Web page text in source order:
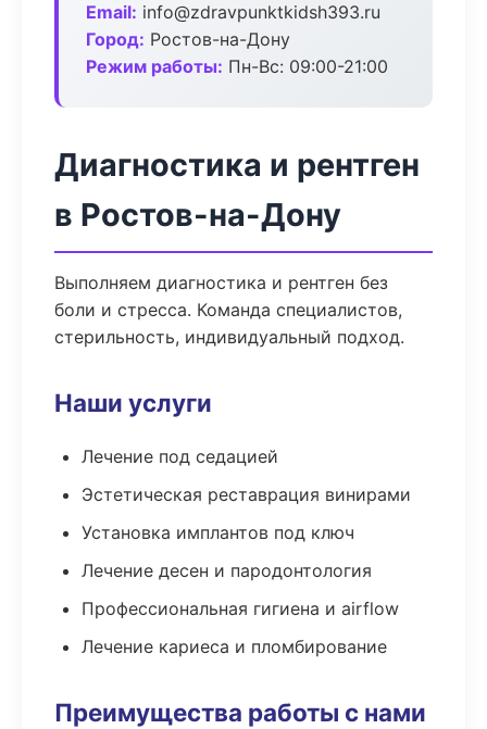
Email: info@zdravpunktkidsh393.ru
Город: Ростов-на-Дону
Режим работы: Пн-Вс: 09:00-21:00
Диагностика и рентген
в Ростов-на-Дону
Выполняем диагностика и рентген без
боли и стресса. Команда специалистов,
стерильность, индивидуальный подход.
Наши услуги
Лечение под седацией
Эстетическая реставрация винирами
Установка имплантов под ключ
Лечение десен и пародонтология
Профессиональная гигиена и airflow
Лечение кариеса и пломбирование
Преимущества работы с нами